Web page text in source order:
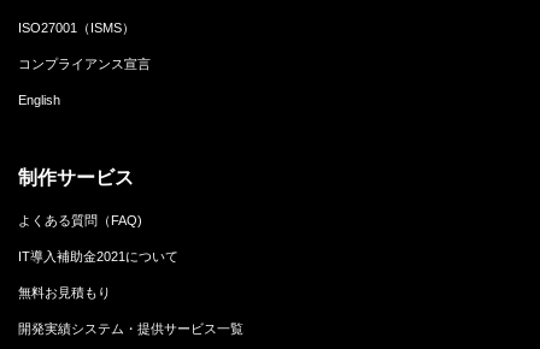
ISO27001（ISMS）
コンプライアンス宣言
English
制作サービス
よくある質問（FAQ)
IT導入補助金2021について
無料お見積もり
開発実績システム・提供サービス一覧